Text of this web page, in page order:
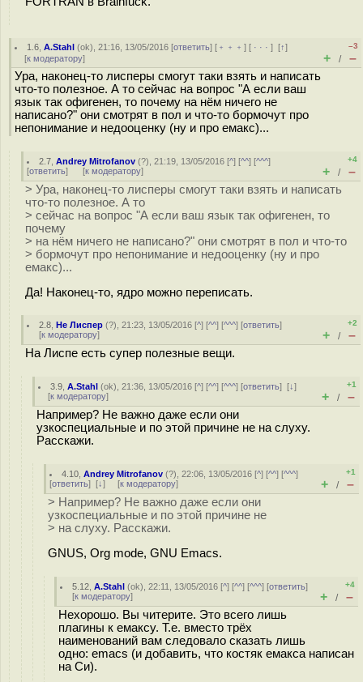
1.6 ,A.Stahl (ok), 21:16, 13/05/2016 [ответить] [ ﹢﹢﹢] [ · · ·][↑]
[к модератору]
–3
+ / –
Ура, наконец-то лисперы смогут таки взять и написать
что-то полезное. А то сейчас на вопрос "А если ваш
язык так офигенен, то почему на нём ничего не
написано?" они смотрят в пол и что-то бормочут про
непонимание и недооценку (ну и про емакс)...
2.7 ,Andrey Mitrofanov (?), 21:19, 13/05/2016 [^] [^^] [^^^]
[ответить] [к модератору]
+4
+ / –
> Ура, наконец-то лисперы смогут таки взять и написать
что-то полезное. А то
> сейчас на вопрос "А если ваш язык так офигенен, то
почему
> на нём ничего не написано?" они смотрят в пол и что-то
> бормочут про непонимание и недооценку (ну и про
емакс)...
Да! Наконец-то, ядро можно переписать.
2.8 ,Не Лиспер (?), 21:23, 13/05/2016 [^] [^^] [^^^] [ответить]
[к модератору]
+2
+ / –
На Лиспе есть супер полезные вещи.
3.9 ,A.Stahl (ok), 21:36, 13/05/2016 [^] [^^] [^^^] [ответить][↓]
[к модератору]
+1
+ / –
Например? Не важно даже если они
узкоспециальные и по этой причине не на слуху.
Расскажи.
4.10 ,Andrey Mitrofanov (?), 22:06, 13/05/2016 [^] [^^] [^^^]
[ответить] [↓] [к модератору]
+1
+ / –
> Например? Не важно даже если они
узкоспециальные и по этой причине не
> на слуху. Расскажи.
GNUS, Org mode, GNU Emacs.
5.12 ,A.Stahl (ok), 22:11, 13/05/2016 [^] [^^] [^^^] [ответить]
[к модератору]
+4
+ / –
Нехорошо. Вы читерите. Это всего лишь
плагины к емаксу. Т.е. вместо трёх
наименований вам следовало сказать лишь
одно: emacs (и добавить, что костяк емакса написан
на Си).